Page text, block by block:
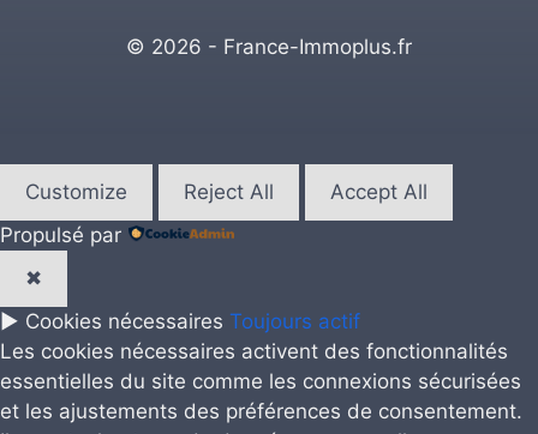
© 2026 - France-Immoplus.fr
Customize Reject All
Accept All
Propulsé par
✖
► Cookies nécessaires Toujours actif
Les cookies nécessaires activent des fonctionnalités
essentielles du site comme les connexions sécurisées
et les ajustements des préférences de consentement.